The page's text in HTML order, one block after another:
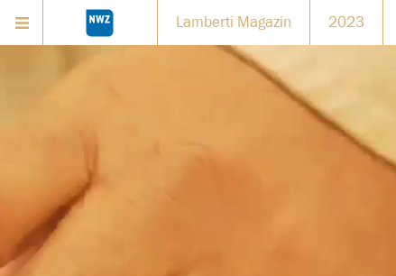
Lamberti Magazin 2023